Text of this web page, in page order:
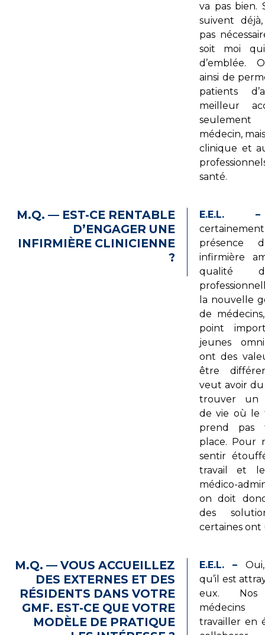
va pas bien.
suivent
pas
soit moi
d’emblée.
ainsi de
patients
meilleur
médecin,
clinique et
santé.
M.Q. — EST-CE RENTABLE
D’ENGAGER UNE
INFIRMIÈRE CLINICIENNE
?
E.E.L. –
présence
infirmière
qualité
la nouvelle
de
point
jeunes
ont des
être
veut avoir
trouver un
de vie où le
prend pas
place. Pour
sentir
travail et
médico-
on doit
des
certaines ont
M.Q. — VOUS ACCUEILLEZ
DES EXTERNES ET DES
RÉSIDENTS DANS VOTRE
GMF. EST-CE QUE VOTRE
MODÈLE DE PRATIQUE
E.E.L. –
qu’il est
eux. Nos
médecins
travailler en